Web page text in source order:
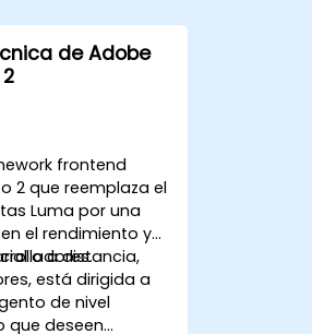
de Adobe
frontend
2 que reemplaza el
Luma por una
el rendimiento y
o a distancia,
está dirigida a
de nivel
que deseen